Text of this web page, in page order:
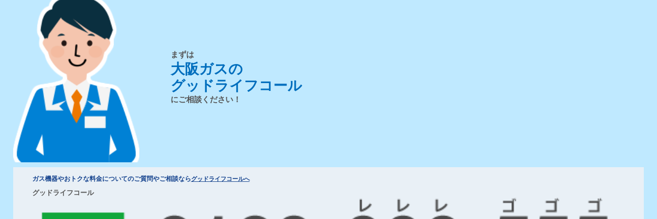
まずは
大阪ガスの
グッドライフコール
にご相談ください！
ガス機器やおトクな料金についてのご質問やご相談ならグッドライフコールへ
グッドライフコール